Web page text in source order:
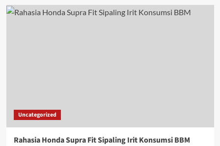
Uncategorized
Rahasia Honda Supra Fit Sipaling Irit Konsumsi BBM